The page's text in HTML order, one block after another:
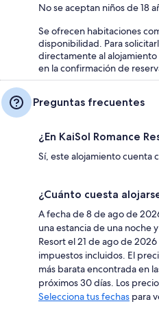
No se aceptan niños de 18
Se ofrecen habitaciones
disponibilidad. Para
directamente al
en la confirmación de
Preguntas frecuentes
¿En KaiSol Romance
Sí, este alojamiento cuenta
¿Cuánto cuesta
A fecha de 8 de ago de
una estancia de una noche
Resort el 21 de ago de
impuestos incluidos. El
más barata encontrada en
próximos 30 días. Los
Selecciona tus fechas para